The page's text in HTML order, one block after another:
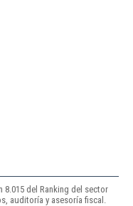
del Ranking del sector
auditoría y asesoría fiscal.